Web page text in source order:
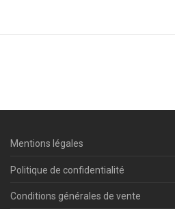
Mentions légales
Politique de confidentialité
Conditions générales de vente